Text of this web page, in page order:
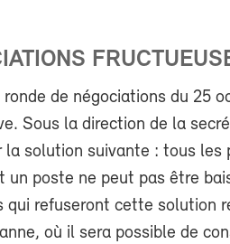
ronde de négociations du 25
Sous la direction de la
la solution suivante : tous les
un poste ne peut pas être
qui refuseront cette solution
où il sera possible de